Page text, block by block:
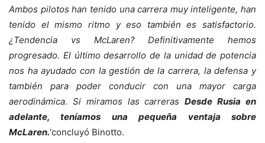
Ambos pilotos han tenido una carrera muy inteligente, han
tenido el mismo ritmo y eso también es satisfactorio.
¿Tendencia vs McLaren? Definitivamente hemos
progresado. El último desarrollo de la unidad de potencia
nos ha ayudado con la gestión de la carrera, la defensa y
también para poder conducir con una mayor carga
aerodinámica. Si miramos las carrerasDesde Rusia en
adelante, teníamos una pequeña ventaja sobre
McLaren.‘concluyó Binotto.